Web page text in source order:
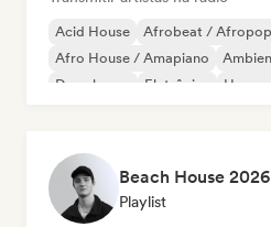
Acid House
Afrobeat / Afropop
Afro House / Amapiano
Deep house
Eletrônica House
Beach House
Playlist